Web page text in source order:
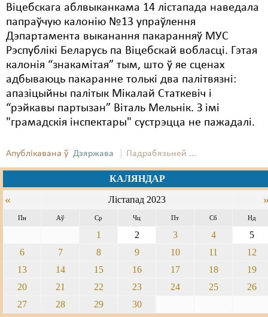
Віцебскага аблвыканкама 14 лістапада наведала
папраўчую калонію №13 упраўлення
Дэпартамента выканання пакаранняў МУС
Рэспублікі Беларусь па Віцебскай вобласці. Гэтая
калонія “знакамітая” тым, што ў яе сценах
адбываюць пакаранне толькі два палітвязні:
апазіцыйны палітык Мікалай Статкевіч і
“рэйкавы партызан” Віталь Мельнік. З імі
"грамадскія інспектары" сустрэцца не пажадалі.
Апублікавана ў Дзяржава Падрабязьней ...
КАЛЯНДАР
« Лістапад 2023
Пн Аў Ср Чц Пт Сб Нд
1 2 3 4
5
6
7 8 9 10 11
12
13
14 15 16 17 18
19
20
21 22 23 24 25
26
27
28 29 30